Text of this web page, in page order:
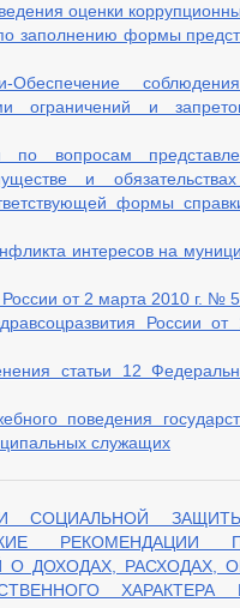
оценки
заполнению формы
Обеспечение
ограничений и
по вопросам
и обязательствах
формы
интересов на
от 2 марта 2010 г. №
России
статьи 12
поведения
служащих
СОЦИАЛЬНОЙ
РЕКОМЕНДАЦИИ
О ДОХОДАХ, РАСХОДАХ,